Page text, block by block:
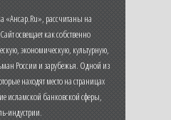
«Ансар.Ru», рассчитаны на
освещает как собственно
экономическую, культурную,
России и зарубежья. Одной из
находят место на страницах
исламской банковской сферы,
индустрии.